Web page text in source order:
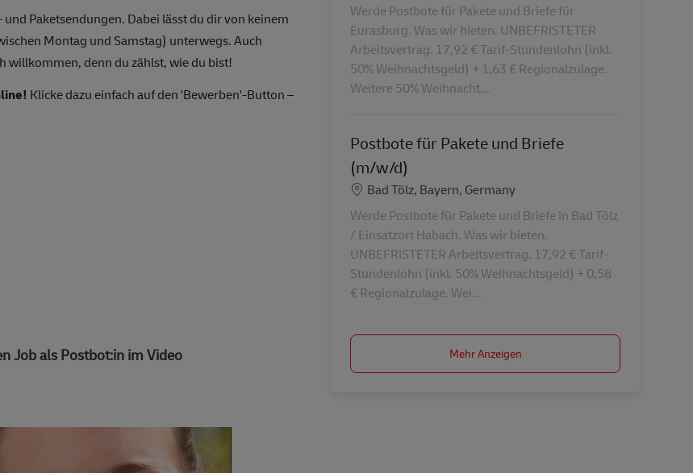
Paketsendungen. Dabei lässt du dir von keinem
Montag und Samstag) unterwegs. Auch
willkommen, denn du zählst, wie du bist!
Klicke dazu einfach auf den 'Bewerben'-Button –
Job als Postbot:in im Video
Werde Postbote für Pakete und Briefe für
Eurasburg. Was wir bieten. UNBEFRISTETER
Arbeitsvertrag. 17,92 € Tarif-Stundenlohn (inkl.
50% Weihnachtsgeld) + 1,63 € Regionalzulage.
Weitere 50% Weihnacht...
Postbote für Pakete und Briefe
(m/w/d)
Standort
Bad Tölz, Bayern, Germany
Werde Postbote für Pakete und Briefe in Bad Tölz
/ Einsatzort Habach. Was wir bieten.
UNBEFRISTETER Arbeitsvertrag. 17,92 € Tarif-
Stundenlohn (inkl. 50% Weihnachtsgeld) + 0,58
€ Regionalzulage. Wei...
Mehr Anzeigen